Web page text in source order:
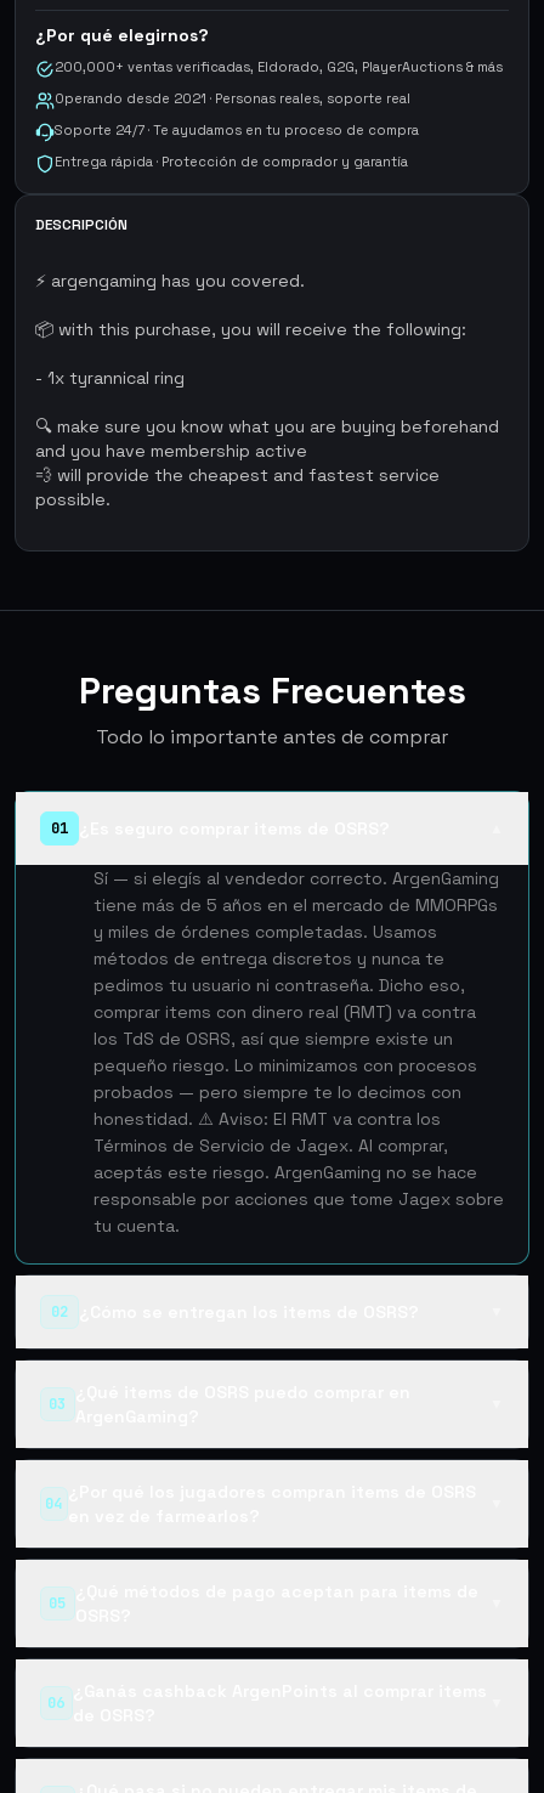
¿Por qué elegirnos?
200,000+ ventas verificadas, Eldorado, G2G, PlayerAuctions & más
Operando desde 2021 · Personas reales, soporte real
Soporte 24/7 · Te ayudamos en tu proceso de compra
Entrega rápida · Protección de comprador y garantía
DESCRIPCIÓN
⚡ argengaming has you covered.
📦 with this purchase, you will receive the following:
- 1x tyrannical ring
🔍 make sure you know what you are buying beforehand
and you have membership active
💨 will provide the cheapest and fastest service
possible.
Preguntas Frecuentes
Todo lo importante antes de comprar
01
Sí — si elegís al vendedor correcto. ArgenGaming
tiene más de 5 años en el mercado de MMORPGs
y miles de órdenes completadas. Usamos
métodos de entrega discretos y nunca te
pedimos tu usuario ni contraseña. Dicho eso,
comprar items con dinero real (RMT) va contra
los TdS de OSRS, así que siempre existe un
pequeño riesgo. Lo minimizamos con procesos
probados — pero siempre te lo decimos con
honestidad. ⚠️ Aviso: El RMT va contra los
Términos de Servicio de Jagex. Al comprar,
aceptás este riesgo. ArgenGaming no se hace
responsable por acciones que tome Jagex sobre
tu cuenta.
02
03
¿Qué items de OSRS puedo comprar en
ArgenGaming?
04
¿Por qué los jugadores compran items de OSRS
en vez de farmearlos?
05
¿Qué métodos de pago aceptan para items de
OSRS?
06
¿Ganás cashback ArgenPoints al comprar items
de OSRS?